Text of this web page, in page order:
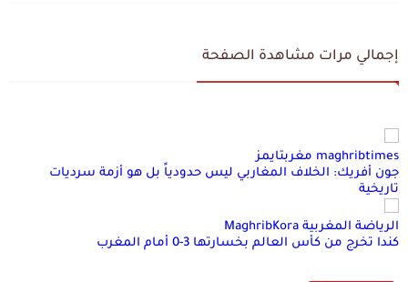
إجمالي مرات مشاهدة الصفحة
maghribtimes مغربتايمز
جون أفريك: الخلاف المغاربي ليس حدودياً بل هو أزمة سرديات
تاريخية
الرياضة المغربية MaghribKora
كندا تخرج من كأس العالم بخسارتها 3-0 أمام المغرب